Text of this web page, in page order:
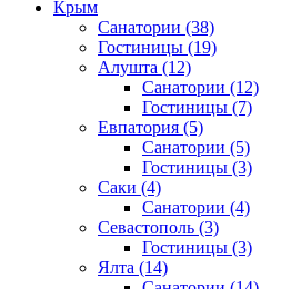
Крым
Санатории (38)
Гостиницы (19)
Алушта (12)
Санатории (12)
Гостиницы (7)
Евпатория (5)
Санатории (5)
Гостиницы (3)
Саки (4)
Санатории (4)
Севастополь (3)
Гостиницы (3)
Ялта (14)